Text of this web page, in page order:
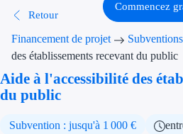
Commencez
Retour
Financement de projet Subventions
des établissements recevant du public
Aide à l'accessibilité des
du public
Subvention : jusqu'à 1 000 €